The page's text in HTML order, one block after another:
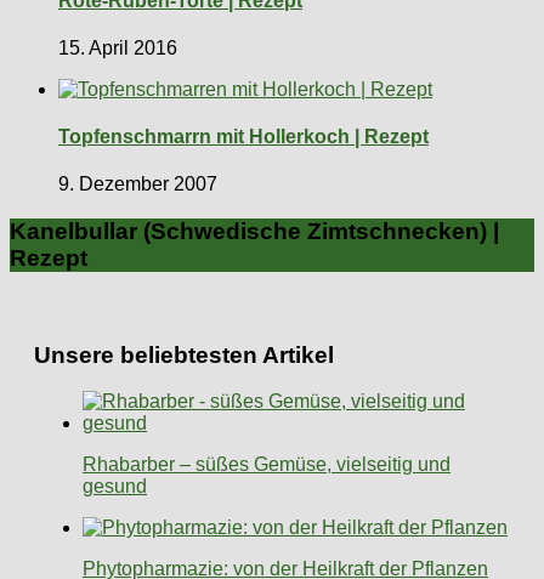
15. April 2016
Topfenschmarrn mit Hollerkoch | Rezept
9. Dezember 2007
Kanelbullar (Schwedische Zimtschnecken) |
Rezept
Unsere beliebtesten Artikel
Rhabarber – süßes Gemüse, vielseitig und
gesund
Phytopharmazie: von der Heilkraft der Pflanzen